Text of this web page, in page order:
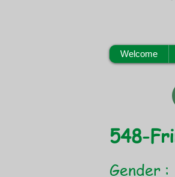
Welcome
548-
Gender :